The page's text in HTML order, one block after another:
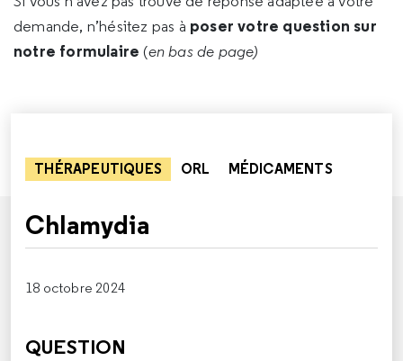
demande, n’hésitez pas à poser votre question sur
notre formulaire (en bas de page)
THÉRAPEUTIQUES ORL MÉDICAMENTS
Chlamydia
18 octobre 2024
QUESTION